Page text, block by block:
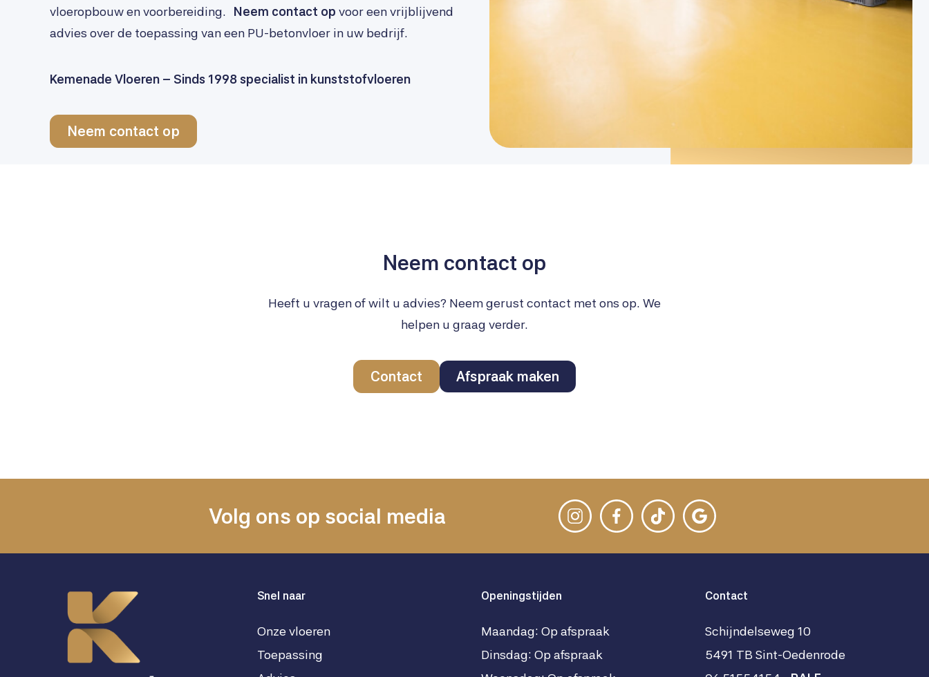
vloeropbouw en voorbereiding. Neem contact op voor een vrijblijvend
advies over de toepassing van een PU-betonvloer in uw bedrijf.
Kemenade Vloeren – Sinds 1998 specialist in kunststofvloeren
Neem contact op
Neem contact op
Heeft u vragen of wilt u advies? Neem gerust contact met ons op. We
helpen u graag verder.
Contact Afspraak maken
Volg ons op social media
Snel naar
Onze vloeren
Toepassing
Openingstijden
Maandag: Op afspraak
Dinsdag: Op afspraak
Contact
Schijndelseweg 10
5491 TB Sint-Oedenrode